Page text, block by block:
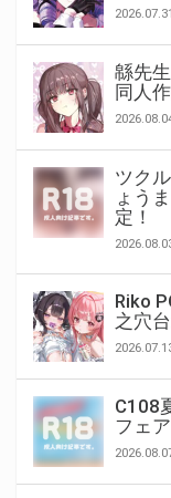
2026.07.31
緜先
同人
ツク
ょう
定！
Riko
之穴
C108
フェ